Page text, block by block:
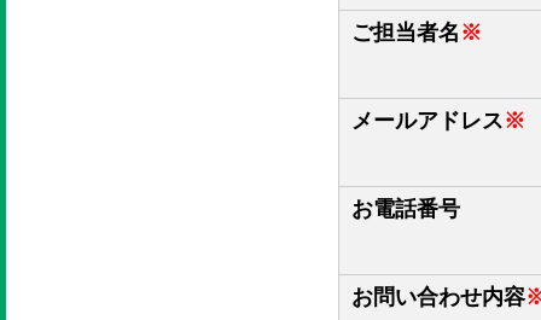
ご担当者名 ※
メールアドレス※
お電話番号
お問い合わせ内容